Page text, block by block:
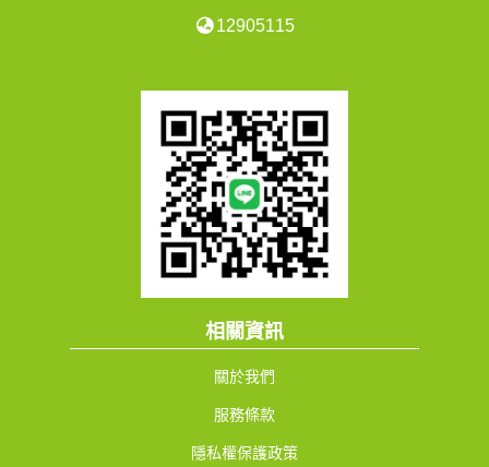
12905115
相關資訊
關於我們
服務條款
隱私權保護政策